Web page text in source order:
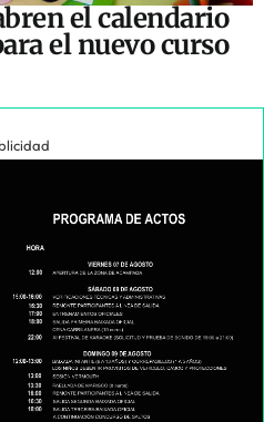
el calendario
el nuevo curso